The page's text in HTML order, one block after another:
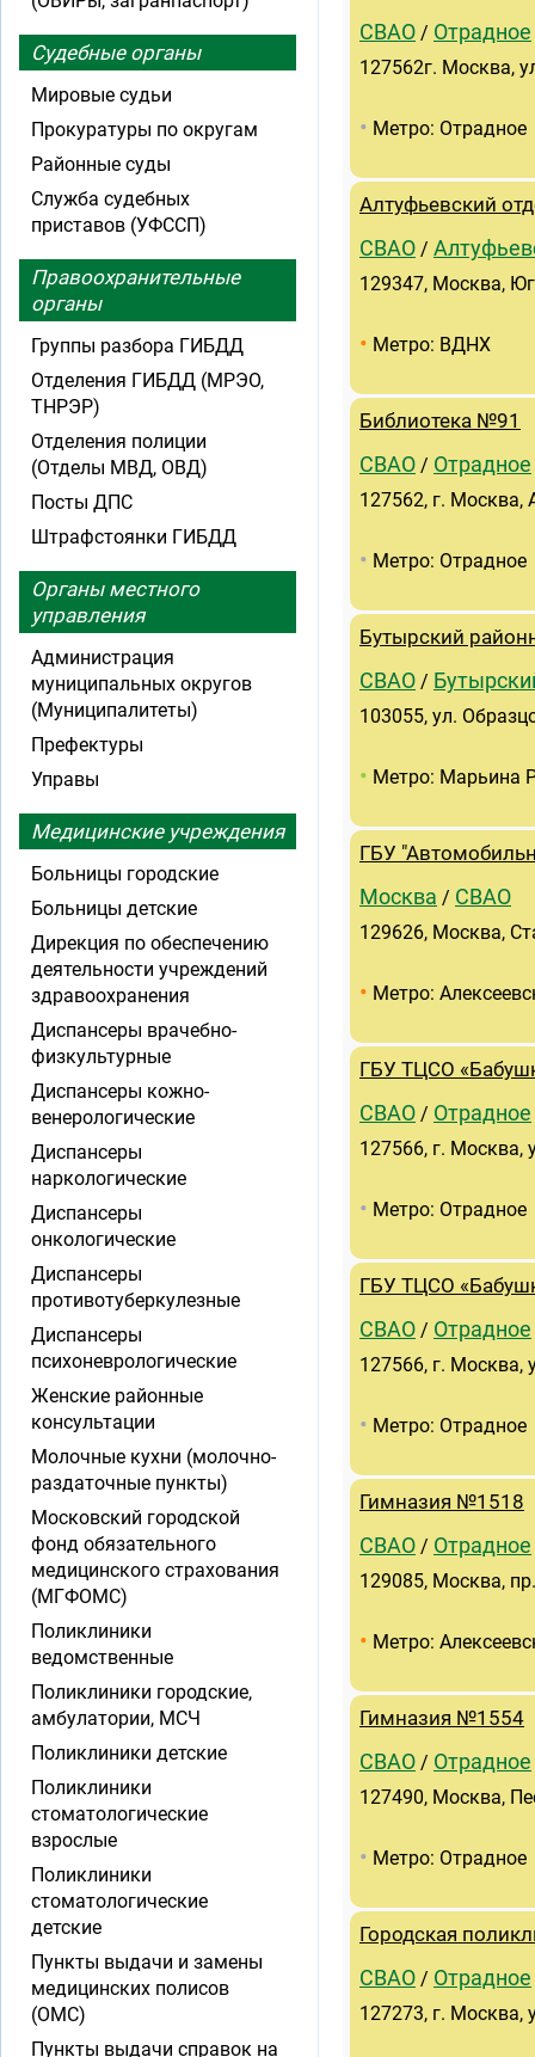
СВАО / Отрадное
127562г. Москва,
• Метро: Отрадное
Алтуфьевский
СВАО /
129347, Москва,
• Метро: ВДНХ
Библиотека №91
СВАО / Отрадное
127562, г. Москва,
• Метро: Отрадное
Бутырский
СВАО /
103055, ул.
• Метро: Марьина
ГБУ
Москва / СВАО
129626, Москва,
• Метро:
ГБУ ТЦСО
СВАО / Отрадное
127566, г. Москва,
• Метро: Отрадное
ГБУ ТЦСО
СВАО / Отрадное
127566, г. Москва,
• Метро: Отрадное
Гимназия №1518
СВАО / Отрадное
129085, Москва,
• Метро:
Гимназия №1554
СВАО / Отрадное
127490, Москва,
• Метро: Отрадное
Городская
СВАО / Отрадное
127273, г. Москва,
Судебные органы
Мировые судьи
Прокуратуры по округам
Районные суды
Служба судебных
приставов (УФССП)
Правоохранительные
органы
Группы разбора ГИБДД
Отделения ГИБДД (МРЭО,
ТНРЭР)
Отделения полиции
(Отделы МВД, ОВД)
Посты ДПС
Штрафстоянки ГИБДД
Органы местного
управления
Администрация
муниципальных округов
(Муниципалитеты)
Префектуры
Управы
Медицинские учреждения
Больницы городские
Больницы детские
Дирекция по обеспечению
деятельности учреждений
здравоохранения
Диспансеры врачебно-
физкультурные
Диспансеры кожно-
венерологические
Диспансеры
наркологические
Диспансеры
онкологические
Диспансеры
противотуберкулезные
Диспансеры
психоневрологические
Женские районные
консультации
Молочные кухни (молочно-
раздаточные пункты)
Московский городской
фонд обязательного
медицинского страхования
(МГФОМС)
Поликлиники
ведомственные
Поликлиники городские,
амбулатории, МСЧ
Поликлиники детские
Поликлиники
стоматологические
взрослые
Поликлиники
стоматологические
детские
Пункты выдачи и замены
медицинских полисов
(ОМС)
Пункты выдачи справок на